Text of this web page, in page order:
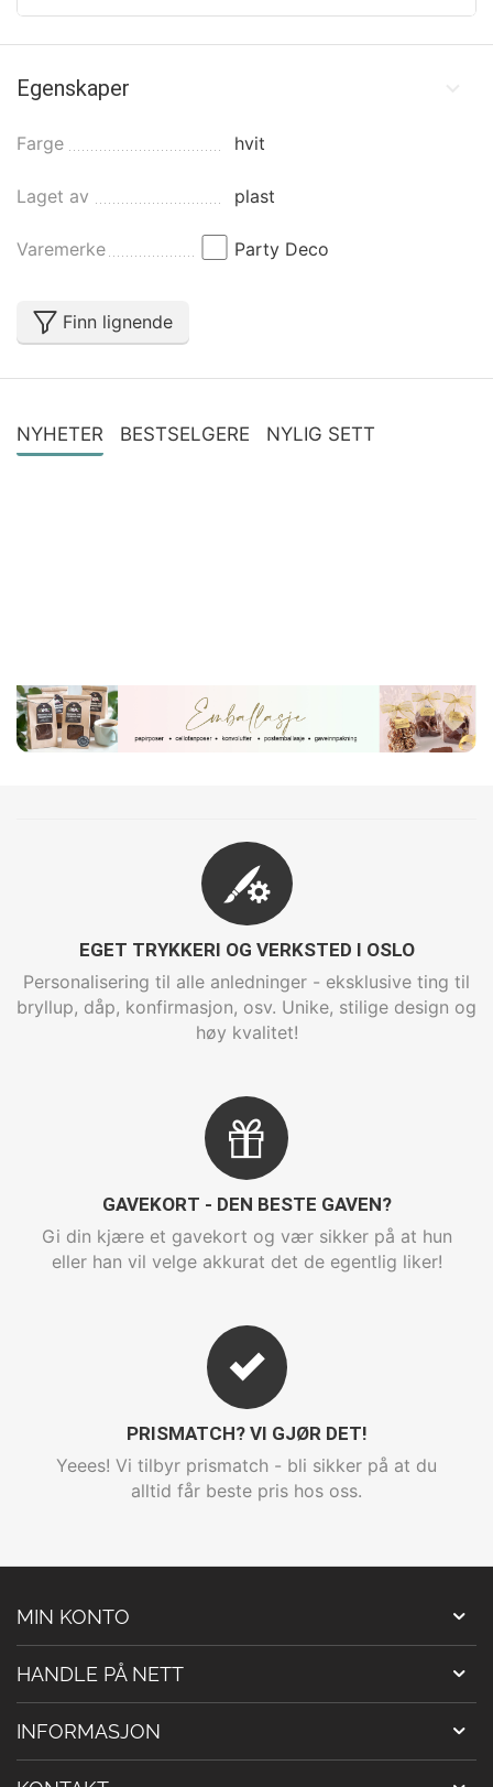
Egenskaper
Farge hvit
Laget av plast
Varemerke Party Deco
Finn lignende
NYHETER BESTSELGERE NYLIG SETT
EGET TRYKKERI OG VERKSTED I OSLO
Personalisering til alle anledninger - eksklusive ting til
bryllup, dåp, konfirmasjon, osv. Unike, stilige design og
høy kvalitet!
GAVEKORT - DEN BESTE GAVEN?
Gi din kjære et gavekort og vær sikker på at hun
eller han vil velge akkurat det de egentlig liker!
PRISMATCH? VI GJØR DET!
Yeees! Vi tilbyr prismatch - bli sikker på at du
alltid får beste pris hos oss.
MIN KONTO
HANDLE PÅ NETT
INFORMASJON